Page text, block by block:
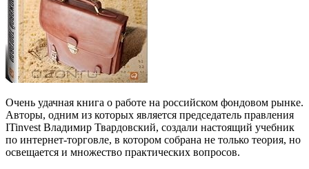
Очень удачная книга о работе на российском фондовом рынке.
Авторы, одним из которых является председатель правления
ITinvest Владимир Твардовский, создали настоящий учебник
по интернет-торговле, в котором собрана не только теория, но
освещается и множество практических вопросов.